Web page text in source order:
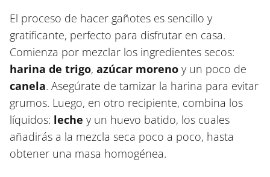
El proceso de hacer gañotes es sencillo y
gratificante, perfecto para disfrutar en casa.
Comienza por mezclar los ingredientes secos:
harina de trigo, azúcar moreno y un poco de
canela. Asegúrate de tamizar la harina para evitar
grumos. Luego, en otro recipiente, combina los
líquidos: leche y un huevo batido, los cuales
añadirás a la mezcla seca poco a poco, hasta
obtener una masa homogénea.